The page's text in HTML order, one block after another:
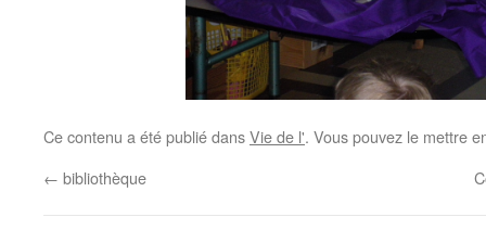
Ce contenu a été publié dansVie de l'. Vous pouvez le mettre
← bibliothèque